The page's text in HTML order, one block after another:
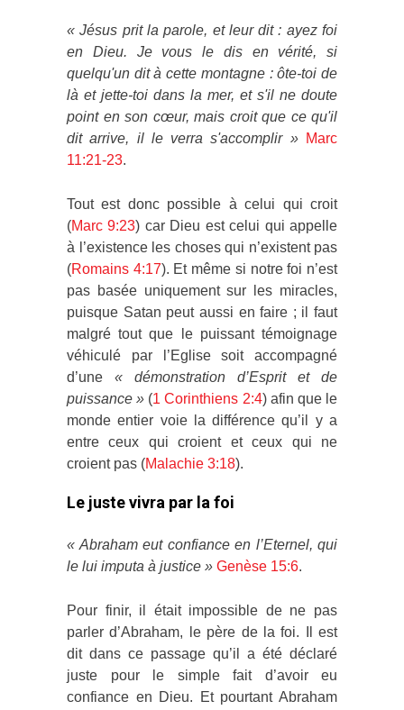
« Jésus prit la parole, et leur dit : ayez foi
en Dieu. Je vous le dis en vérité, si
quelqu'un dit à cette montagne : ôte-toi de
là et jette-toi dans la mer, et s'il ne doute
point en son cœur, mais croit que ce qu'il
dit arrive, il le verra s'accomplir » Marc
11:21-23.
Tout est donc possible à celui qui croit
(Marc 9:23) car Dieu est celui qui appelle
à l’existence les choses qui n’existent pas
(Romains 4:17). Et même si notre foi n’est
pas basée uniquement sur les miracles,
puisque Satan peut aussi en faire ; il faut
malgré tout que le puissant témoignage
véhiculé par l’Eglise soit accompagné
d’une « démonstration d’Esprit et de
puissance » (1 Corinthiens 2:4) afin que le
monde entier voie la différence qu’il y a
entre ceux qui croient et ceux qui ne
croient pas (Malachie 3:18).
Le juste vivra par la foi
« Abraham eut confiance en l’Eternel, qui
le lui imputa à justice » Genèse 15:6.
Pour finir, il était impossible de ne pas
parler d’Abraham, le père de la foi. Il est
dit dans ce passage qu’il a été déclaré
juste pour le simple fait d’avoir eu
confiance en Dieu. Et pourtant Abraham